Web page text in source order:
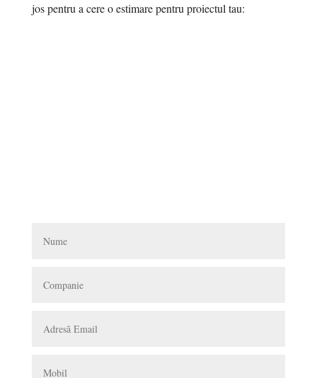
jos pentru a cere o estimare pentru proiectul tau: